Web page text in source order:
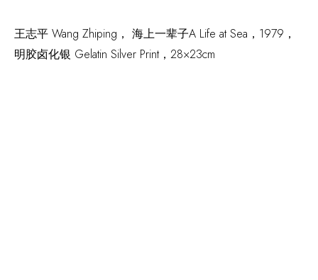
王志平 Wang Zhiping， 海上一辈子A Life at Sea ，1979，
明胶卤化银 Gelatin Silver Print，28×23cm